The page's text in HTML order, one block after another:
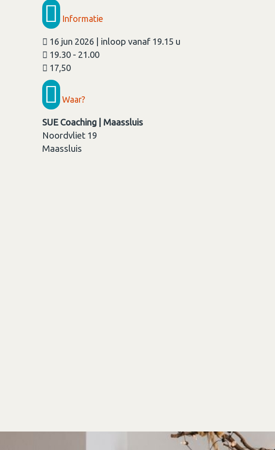
Informatie
16 jun 2026 | inloop vanaf 19.15 u
19.30 - 21.00
17,50
Waar?
SUE Coaching | Maassluis
Noordvliet 19
Maassluis